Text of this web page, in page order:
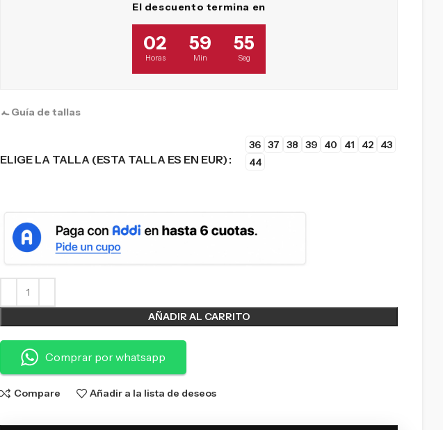
El descuento termina en
02
Horas
59
Min
53
Seg
Guía de tallas
ELIGE LA TALLA (ESTA TALLA ES EN EUR)
36 37 38 39 40 41 42
43
44
AÑADIR AL CARRITO
Comprar por whatsapp
Compare Añadir a la lista de deseos